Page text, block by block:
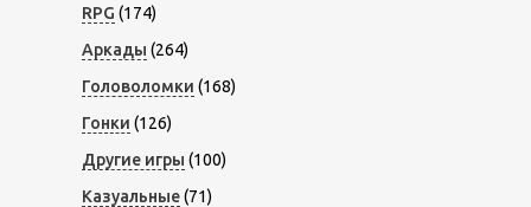
RPG (174)
Аркады (264)
Головоломки (168)
Гонки (126)
Другие игры (100)
Казуальные(71)